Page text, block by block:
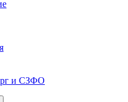
и СЗФО